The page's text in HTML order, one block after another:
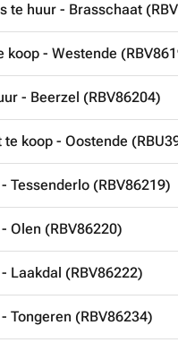
te huur - Brasschaat
koop - Westende
- Beerzel (RBV86204)
koop - Oostende
Tessenderlo (RBV86219)
Olen (RBV86220)
Laakdal (RBV86222)
Tongeren (RBV86234)